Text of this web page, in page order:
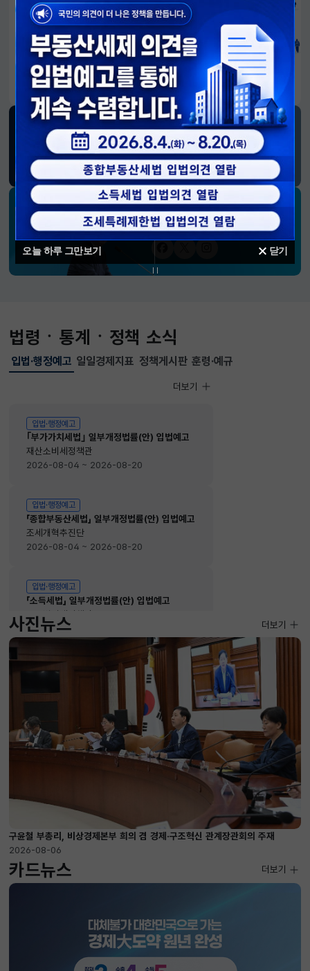
오늘 하루 그만보기 닫기
알림판
국민이 만든 대전환의 길-회복과 도약, 모두의 1년
재정경제부 SNS 소식
블로그페이스북트위터(X)유튜브인스타그램
소통하는 경제 리더 구윤철 장관의
SNS 채널
법령ㆍ통계ㆍ정책 소식
입법·행정예고
선택됨
입법·행정예고
입법·행정예고
｢부가가치세법｣ 일부개정법률(안) 입법예고
재산소비세정책관
2026-08-04 ~ 2026-08-20
입법·행정예고
「종합부동산세법」 일부개정법률(안) 입법예고
조세개혁추진단
2026-08-04 ~ 2026-08-20
입법·행정예고
「소득세법」 일부개정법률(안) 입법예고
소득법인세정책관
2026-08-04 ~ 2026-08-20
입법·행정예고
더보기
일일경제지표 정책게시판 훈령·예규
사진뉴스
구윤철 부총리, 비상경제본부 희의 겸 경제·구조혁신 관계장관회의 주재
2026-08-06
사진뉴스
더보기
카드뉴스 더보기